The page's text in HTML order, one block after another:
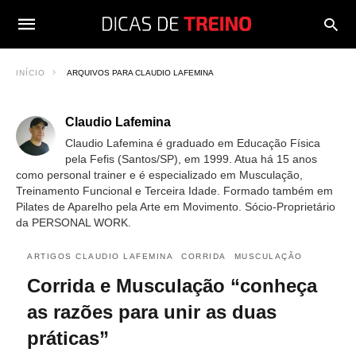
INÍCIO ARQUIVOS PARA CLAUDIO LAFEMINA
Claudio Lafemina
Claudio Lafemina é graduado em Educação Física
pela Fefis (Santos/SP), em 1999. Atua há 15 anos
como personal trainer e é especializado em Musculação,
Treinamento Funcional e Terceira Idade. Formado também em
Pilates de Aparelho pela Arte em Movimento. Sócio-Proprietário
da PERSONAL WORK.
ARTIGOS CLAUDIO LAFEMINA CORRIDA MUSCULAÇÃO
Corrida e Musculação “conheça
as razões para unir as duas
práticas”